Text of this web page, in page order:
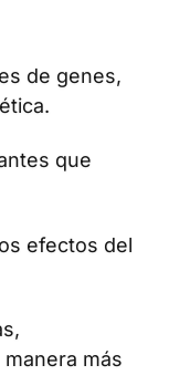
de genes,
que
efectos del
más